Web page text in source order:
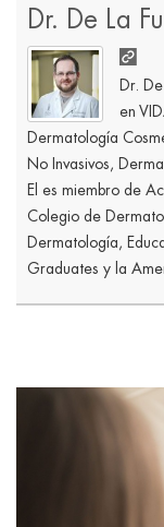
Dr. De La
Dr.
en
Dermatología
No Invasivos,
El es miembro de
Colegio de
Dermatología,
Graduates y la